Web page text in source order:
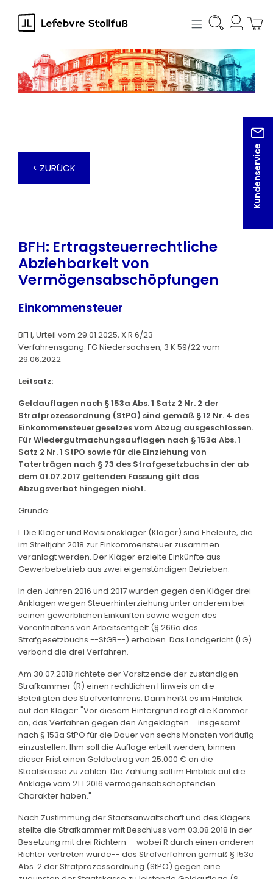
springen
Kundenservice
< ZURÜCK
BFH: Ertragsteuerrechtliche
Abziehbarkeit von
Vermögensabschöpfungen
Einkommensteuer
BFH, Urteil vom 29.01.2025, X R 6/23
Verfahrensgang: FG Niedersachsen, 3 K 59/22 vom
29.06.2022
Leitsatz:
Geldauflagen nach § 153a Abs. 1 Satz 2 Nr. 2 der
Strafprozessordnung (StPO) sind gemäß § 12 Nr. 4 des
Einkommensteuergesetzes vom Abzug ausgeschlossen.
Für Wiedergutmachungsauflagen nach § 153a Abs. 1
Satz 2 Nr. 1 StPO sowie für die Einziehung von
Taterträgen nach § 73 des Strafgesetzbuchs in der ab
dem 01.07.2017 geltenden Fassung gilt das
Abzugsverbot hingegen nicht.
Gründe:
I. Die Kläger und Revisionskläger (Kläger) sind Eheleute, die
im Streitjahr 2018 zur Einkommensteuer zusammen
veranlagt werden. Der Kläger erzielte Einkünfte aus
Gewerbebetrieb aus zwei eigenständigen Betrieben.
In den Jahren 2016 und 2017 wurden gegen den Kläger drei
Anklagen wegen Steuerhinterziehung unter anderem bei
seinen gewerblichen Einkünften sowie wegen des
Vorenthaltens von Arbeitsentgelt (§ 266a des
Strafgesetzbuchs --StGB--) erhoben. Das Landgericht (LG)
verband die drei Verfahren.
Am 30.07.2018 richtete der Vorsitzende der zuständigen
Strafkammer (R) einen rechtlichen Hinweis an die
Beteiligten des Strafverfahrens. Darin heißt es im Hinblick
auf den Kläger: "Vor diesem Hintergrund regt die Kammer
an, das Verfahren gegen den Angeklagten ... insgesamt
nach § 153a StPO für die Dauer von sechs Monaten vorläufig
einzustellen. Ihm soll die Auflage erteilt werden, binnen
dieser Frist einen Geldbetrag von 25.000 € an die
Staatskasse zu zahlen. Die Zahlung soll im Hinblick auf die
Anklage vom 21.1.2016 vermögensabschöpfenden
Charakter haben."
Nach Zustimmung der Staatsanwaltschaft und des Klägers
stellte die Strafkammer mit Beschluss vom 03.08.2018 in der
Besetzung mit drei Richtern --wobei R durch einen anderen
Richter vertreten wurde-- das Strafverfahren gemäß § 153a
Abs. 2 der Strafprozessordnung (StPO) gegen eine